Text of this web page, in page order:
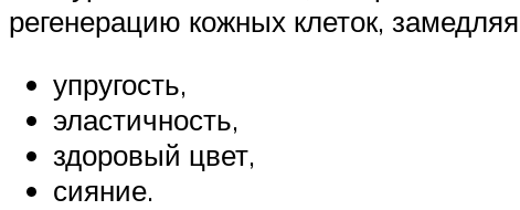
регенерацию кожных клеток,
упругость,
эластичность,
здоровый цвет,
сияние.